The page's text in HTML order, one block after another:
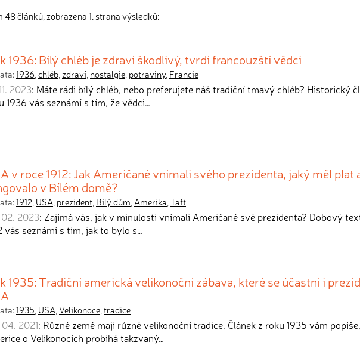
48 článků, zobrazena 1. strana výsledků:
1936: Bílý chléb je zdraví škodlivý, tvrdí francouzští vědci
1936,chléb, zdraví, nostalgie, potraviny, Francie
2023: Máte rádi bílý chléb, nebo preferujete náš tradiční tmavý chléb? Historický
1936 vás seznámí s tím, že vědci…
v roce 1912: Jak Američané vnímali svého prezidenta, jaký měl plat
v Bílém domě?
1912, USA, prezident, Bílý dům,Amerika,Taft
2023: Zajímá vás, jak v minulosti vnímali Američané své prezidenta? Dobový
vás seznámí s tím, jak to bylo s…
1935: Tradiční americká velikonoční zábava, které se účastní i
1935, USA,Velikonoce,tradice
2021: Různé země mají různé velikonoční tradice. Článek z roku 1935 vám
o Velikonocích probíhá takzvaný…